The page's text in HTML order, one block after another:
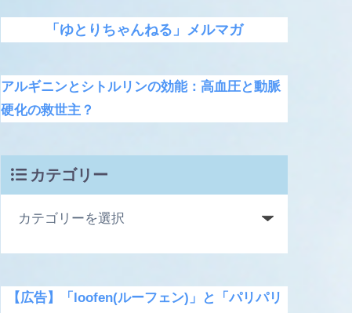
「ゆとりちゃんねる」メルマガ
アルギニンとシトルリンの効能：高血圧と動脈
硬化の救世主？
カテゴリー
【広告】「loofen(ルーフェン)」と「パリパリ